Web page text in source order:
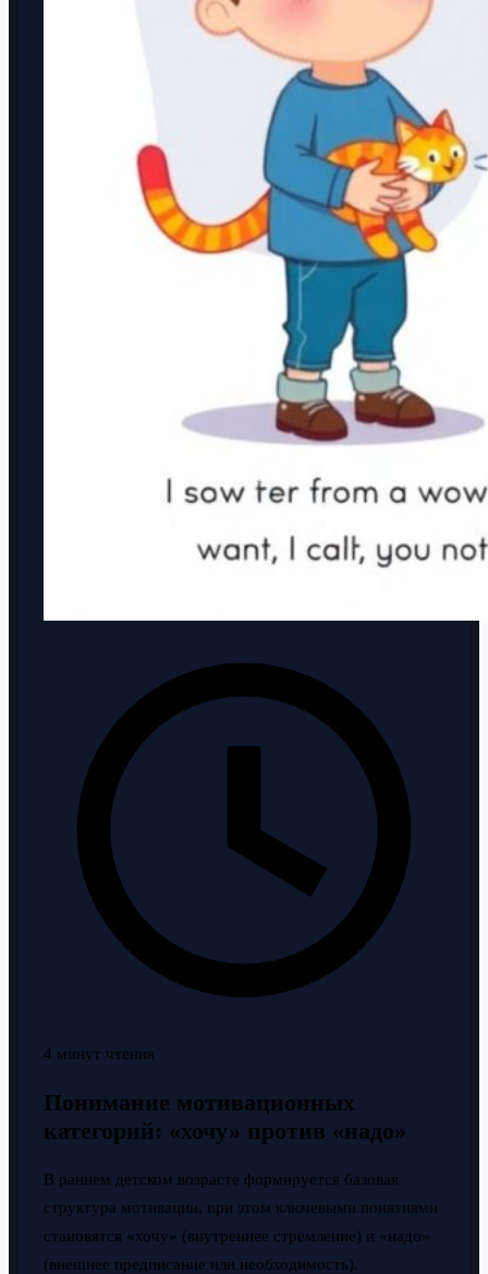
4 минут чтения
Понимание мотивационных
категорий: «хочу» против «надо»
В раннем детском возрасте формируется базовая
структура мотивации, при этом ключевыми понятиями
становятся «хочу» (внутреннее стремление) и «надо»
(внешнее предписание или необходимость).